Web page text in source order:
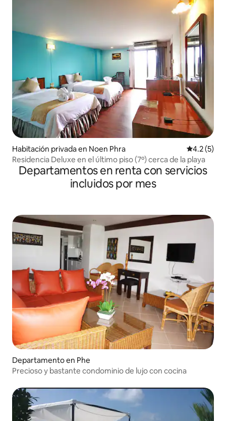
Habitación privada en Noen Phra
4.2 (5)
Residencia Deluxe en el último piso (7º) cerca de la playa
Departamentos en renta con servicios
incluidos por mes
Departamento en Phe
Precioso y bastante condominio de lujo con cocina